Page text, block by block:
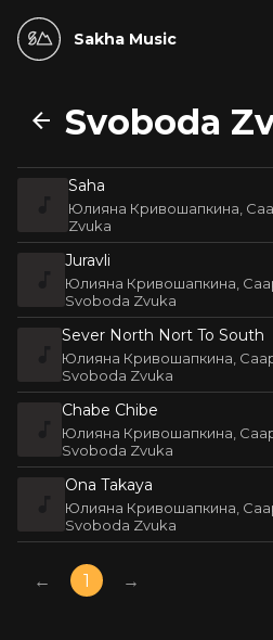
Sakha Music
Svoboda
Saha
Юлияна Кривошапкина,
Zvuka
Juravli
Юлияна Кривошапкина,
Svoboda Zvuka
Sever North Nort To South
Юлияна Кривошапкина,
Svoboda Zvuka
Chabe Chibe
Юлияна Кривошапкина,
Svoboda Zvuka
Ona Takaya
Юлияна Кривошапкина,
Svoboda Zvuka
← 1 →